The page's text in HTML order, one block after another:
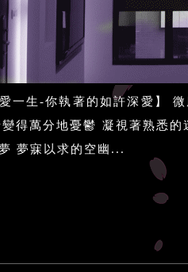
一生-你執著的如許深愛】
變得萬分地憂鬱 凝視著熟悉
夢寐以求的空幽...